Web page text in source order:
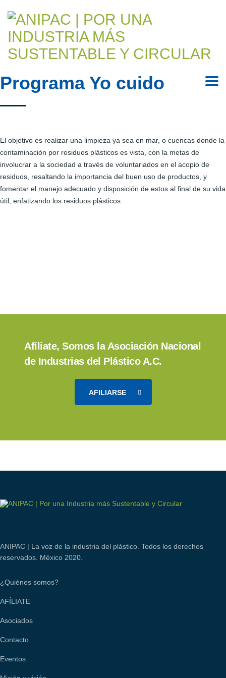
Programa Yo cuido
El objetivo es realizar una limpieza ya sea en mar, o cuencas donde la
contaminación por residuos plásticos es vista, con la metas de
involucrar a la sociedad a través de voluntariados en el acopio de
residuos, resaltando la importancia del buen uso de productos, y
fomentar el manejo adecuado y disposición de estos al final de su vida
útil, enfatizando los residuos plásticos.
Afíliate, Somos la Asociación Nacional
de Industrias del Plástico A.C.
AFILIARSE
ANIPAC | La voz de la industria del plástico. Todos los derechos
reservados. México 2020.
¿Quiénes somos?
AFÍLIATE
Asociados
Contacto
Eventos